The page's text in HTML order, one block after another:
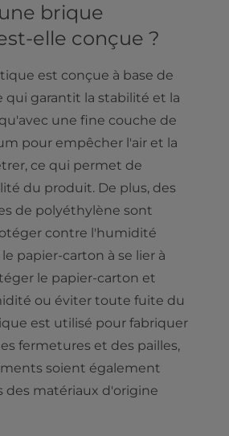
brique
elle conçue ?
est conçue à base de
qui garantit la stabilité et la
une fine couche de
pour empêcher l'air et la
ce qui permet de
du produit. De plus, des
de polyéthylène sont
contre l'humidité
papier-carton à se lier à
le papier-carton et
ou éviter toute fuite du
est utilisé pour fabriquer
fermetures et des pailles,
soient également
des matériaux d'origine